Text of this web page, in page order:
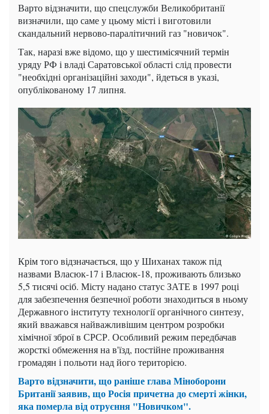
Варто відзначити, що спецслужби Великобританії
визначили, що саме у цьому місті і виготовили
скандальний нервово-паралітичний газ "новичок".
Так, наразі вже відомо, що у шестимісячний термін
уряду РФ і владі Саратовської області слід провести
"необхідні організаційні заходи", йдеться в указі,
опублікованому 17 липня.
Крім того відзначається, що у Шиханах також під
назвами Власюк-17 і Власюк-18, проживають близько
5,5 тисячі осіб. Місту надано статус ЗАТЕ в 1997 році
для забезпечення безпечної роботи знаходиться в ньому
Державного інституту технології органічного синтезу,
який вважався найважливішим центром розробки
хімічної зброї в СРСР. Особливий режим передбачав
жорсткі обмеження на в'їзд, постійне проживання
громадян і польоти над його територією.
Варто відзначити, що раніше глава Міноборони
Британії заявив, що Росія причетна до смерті жінки,
яка померла від отруєння "Новичком".